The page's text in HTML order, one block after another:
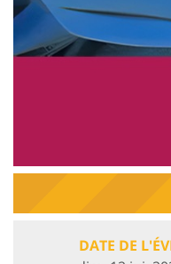
DATE DE